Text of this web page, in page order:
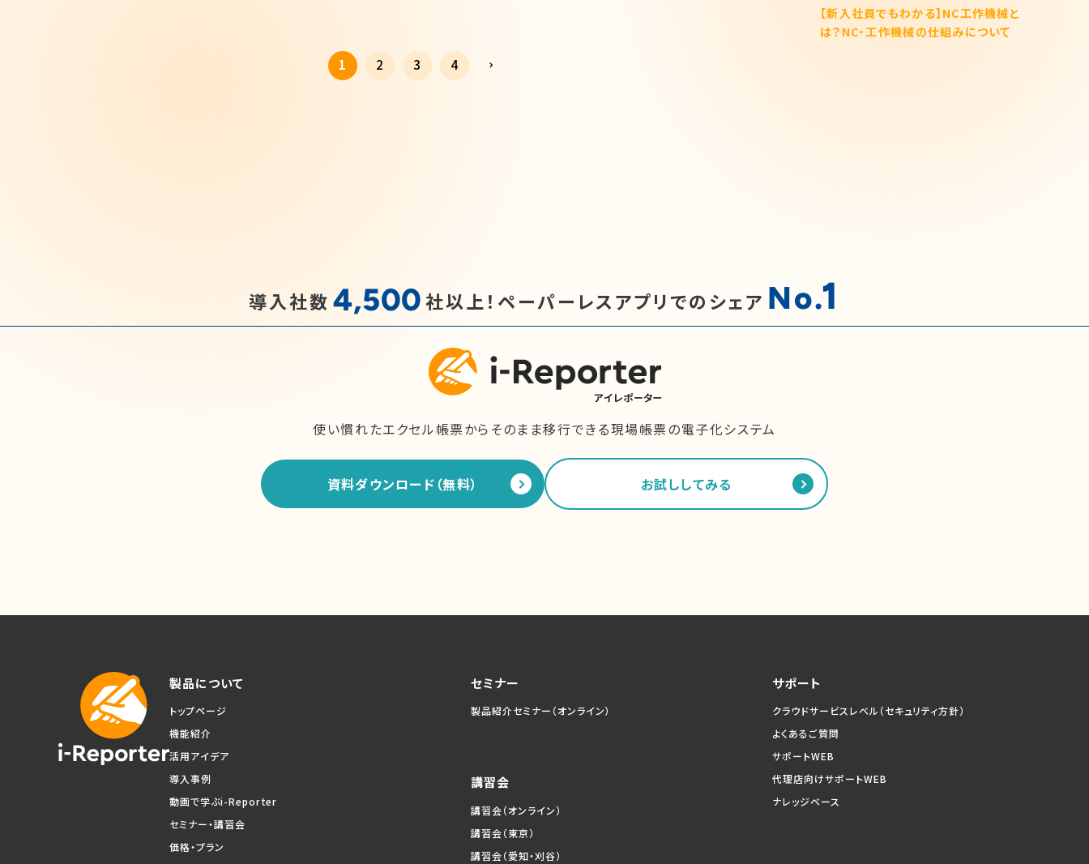
1 2 3 4 ⌃
【新入社員でもわかる】NC工作機械と
は？NC・工作機械の仕組みについて
導入社数 4,500社以上！ ペーパーレスアプリでのシェア No.1
使い慣れたエクセル帳票からそのまま移行できる現場帳票の電子化システム
資料ダウンロード（無料） お試ししてみる
製品について
トップページ
機能紹介
活用アイデア
導入事例
動画で学ぶi-Reporter
セミナー・講習会
価格・プラン
セミナー
製品紹介セミナー（オンライン）
講習会
講習会（オンライン）
講習会（東京）
講習会（愛知・刈谷）
サポート
クラウドサービスレベル （セキュリティ方針）
よくあるご質問
サポートWEB
代理店向けサポートWEB
ナレッジベース